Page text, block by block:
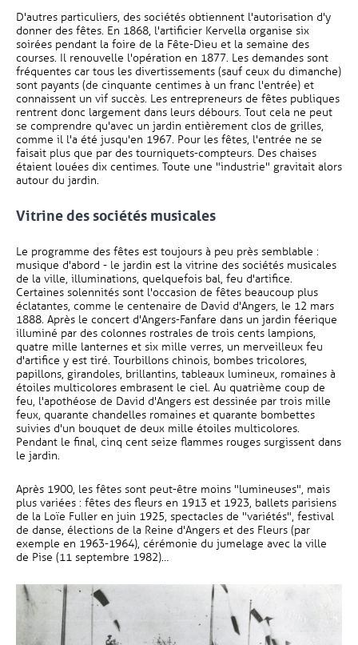
D'autres particuliers, des sociétés obtiennent l'autorisation d'y
donner des fêtes. En 1868, l'artificier Kervella organise six
soirées pendant la foire de la Fête-Dieu et la semaine des
courses. Il renouvelle l'opération en 1877. Les demandes sont
fréquentes car tous les divertissements (sauf ceux du dimanche)
sont payants (de cinquante centimes à un franc l'entrée) et
connaissent un vif succès. Les entrepreneurs de fêtes publiques
rentrent donc largement dans leurs débours. Tout cela ne peut
se comprendre qu'avec un jardin entièrement clos de grilles,
comme il l'a été jusqu'en 1967. Pour les fêtes, l'entrée ne se
faisait plus que par des tourniquets-compteurs. Des chaises
étaient louées dix centimes. Toute une "industrie" gravitait alors
autour du jardin.
Vitrine des sociétés musicales
Le programme des fêtes est toujours à peu près semblable :
musique d'abord - le jardin est la vitrine des sociétés musicales
de la ville, illuminations, quelquefois bal, feu d'artifice.
Certaines solennités sont l'occasion de fêtes beaucoup plus
éclatantes, comme le centenaire de David d'Angers, le 12 mars
1888. Après le concert d'Angers-Fanfare dans un jardin féerique
illuminé par des colonnes rostrales de trois cents lampions,
quatre mille lanternes et six mille verres, un merveilleux feu
d'artifice y est tiré. Tourbillons chinois, bombes tricolores,
papillons, girandoles, brillantins, tableaux lumineux, romaines à
étoiles multicolores embrasent le ciel. Au quatrième coup de
feu, l'apothéose de David d'Angers est dessinée par trois mille
feux, quarante chandelles romaines et quarante bombettes
suivies d'un bouquet de deux mille étoiles multicolores.
Pendant le final, cinq cent seize flammes rouges surgissent dans
le jardin.
Après 1900, les fêtes sont peut-être moins "lumineuses", mais
plus variées : fêtes des fleurs en 1913 et 1923, ballets parisiens
de la Loïe Fuller en juin 1925, spectacles de "variétés", festival
de danse, élections de la Reine d'Angers et des Fleurs (par
exemple en 1963-1964), cérémonie du jumelage avec la ville
de Pise (11 septembre 1982)…